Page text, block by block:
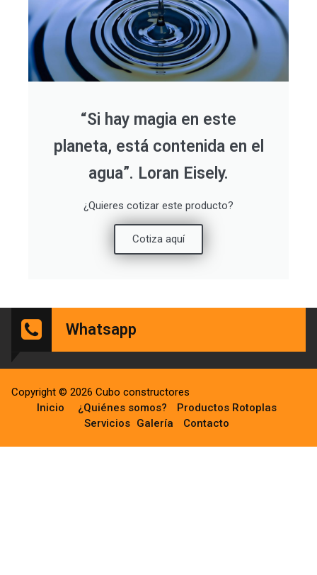
“Si hay magia en este
planeta, está contenida en el
agua”. Loran Eisely.
¿Quieres cotizar este producto?
Cotiza aquí
Whatsapp
Copyright © 2026 Cubo constructores
Inicio
¿Quiénes somos?
Productos Rotoplas
Servicios Galería Contacto